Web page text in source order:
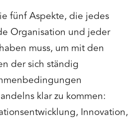
fünf Aspekte, die jedes
Organisation und jeder
muss, um mit den
der sich ständig
klar zu kommen:
Innovation,